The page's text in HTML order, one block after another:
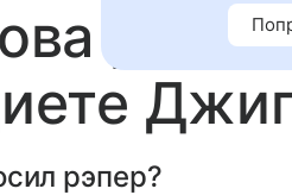
рэпер?